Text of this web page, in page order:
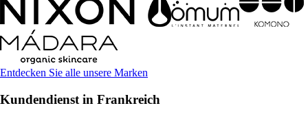
Entdecken Sie alle unsere Marken
Kundendienst in Frankreich